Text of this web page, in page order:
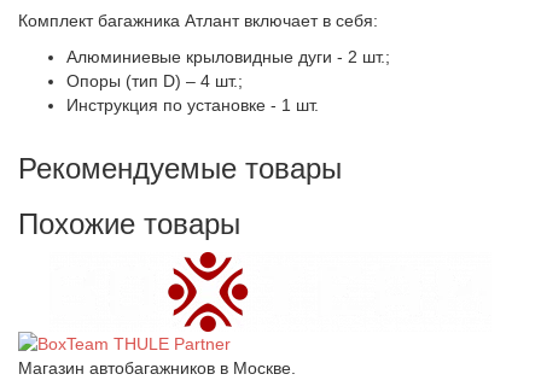
Комплект багажника Атлант включает в себя:
Алюминиевые крыловидные дуги - 2 шт.;
Опоры (тип D) – 4 шт.;
Инструкция по установке - 1 шт.
Рекомендуемые товары
Похожие товары
Магазин автобагажников в Москве.